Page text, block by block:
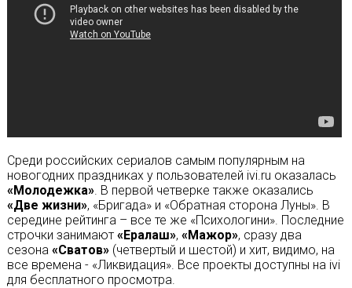
Среди российских сериалов самым популярным на
новогодних праздниках у пользователей ivi.ru оказалась
«Молодежка». В первой четверке также оказались
«Две жизни», «Бригада» и «Обратная сторона Луны». В
середине рейтинга – все те же «Психологини». Последние
строчки занимают «Ералаш», «Мажор», сразу два
сезона «Сватов»(четвертый и шестой) и хит, видимо, на
все времена - «Ликвидация». Все проекты доступны на ivi
для бесплатного просмотра.